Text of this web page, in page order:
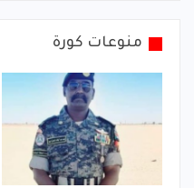
منوعات كورة